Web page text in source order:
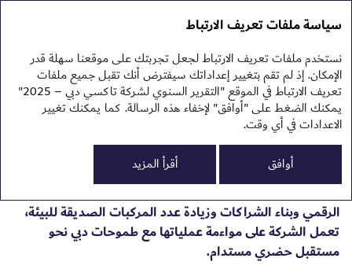
التقرير السنوي 2025
تقرير الاستدامة 2025
تسعى شركة تاكسي دبي إلى تسريع التحوُّل نحو منظومة تنقُّل
الرقمي وبناء الشراكات وزيادة عدد المركبات الصديقة للبيئة،
تعمل الشركة على مواءمة عملياتها مع طموحات دبي نحو
مستقبل حضري مستدام.
سياسة ملفات تعريف الارتباط
نستخدم ملفات تعريف الارتباط لجعل تجربتك على موقعنا سهلة قدر
الإمكان. إذ لم تقم بتغيير إعداداتك سيفترض أنك تقبل جميع ملفات
تعريف الارتباط في الموقع "التقرير السنوي لشركة تاكسي دبي – 2025"
يمكنك الضغط على "أوافق" لإخفاء هذه الرسالة. كما يمكنك تغيير
الاعدادات في أي وقت.
أوافق
أقرأ المزيد